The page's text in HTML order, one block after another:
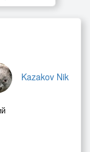
Kazakov Nik